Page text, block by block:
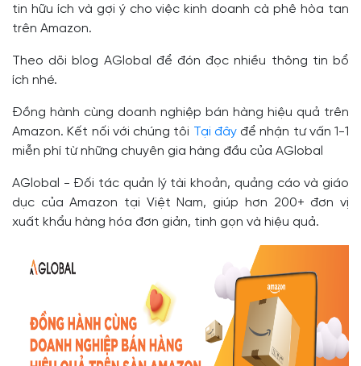
tin hữu ích và gợi ý cho việc kinh doanh cà phê hòa tan
trên Amazon.
Theo dõi blog AGlobal để đón đọc nhiều thông tin bổ
ích nhé.
Đồng hành cùng doanh nghiệp bán hàng hiệu quả trên
Amazon. Kết nối với chúng tôi Tại đâyđể nhận tư vấn 1-1
miễn phí từ những chuyên gia hàng đầu của AGlobal
AGlobal - Đối tác quản lý tài khoản, quảng cáo và giáo
dục của Amazon tại Việt Nam, giúp hơn 200+ đơn vị
xuất khẩu hàng hóa đơn giản, tinh gọn và hiệu quả.